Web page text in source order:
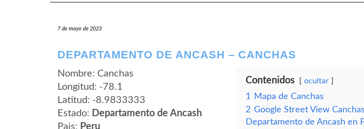
7 de mayo de 2023
DEPARTAMENTO DE ANCASH – CANCHAS
Nombre: Canchas
Longitud: -78.1
Latitud: -8.9833333
Estado: Departamento de Ancash
Pais: Peru
Contenidos ocultar
1
Mapa de Canchas
2 Google Street View
Departamento de Ancash en